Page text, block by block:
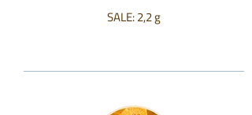
SALE: 2,2 g